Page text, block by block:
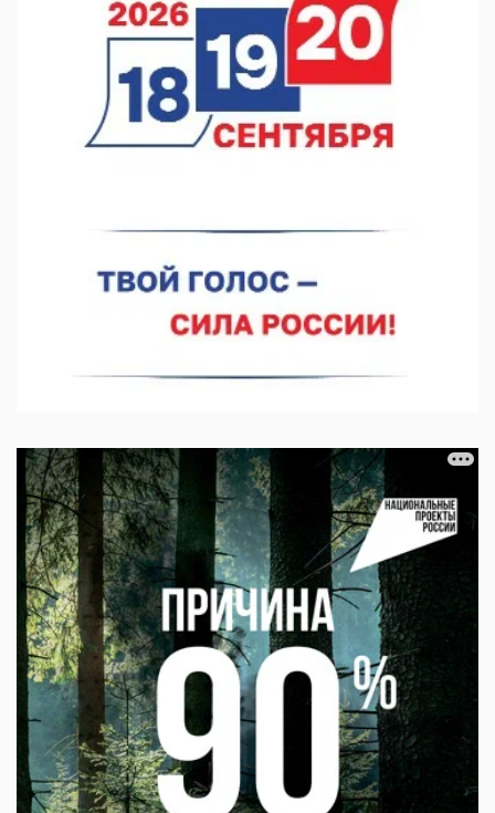
07.08.2026 15:15
В Нижегородской области прошло заседание АТК и
оперштаба
07.08.2026 14:54